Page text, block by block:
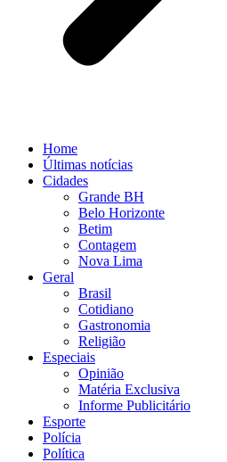
Home
Últimas notícias
Cidades
Grande BH
Belo Horizonte
Betim
Contagem
Nova Lima
Geral
Brasil
Cotidiano
Gastronomia
Religião
Especiais
Opinião
Matéria Exclusiva
Informe Publicitário
Esporte
Polícia
Política